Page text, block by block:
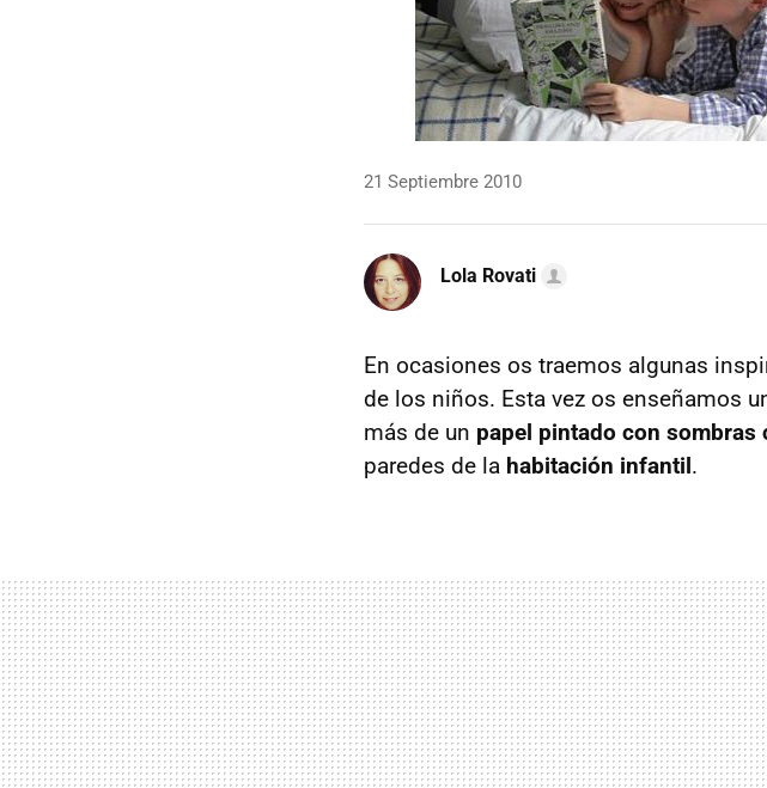
21 Septiembre 2010
Lola Rovati
En ocasiones os traemos algunas
de los niños. Esta vez os enseñamos
más de un papel pintado con sombras
paredes de la habitación infantil.